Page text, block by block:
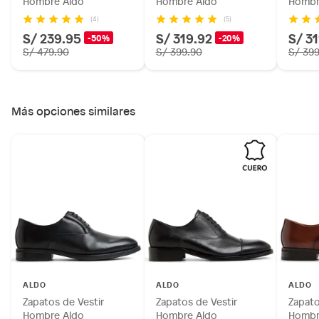
(4)
S/ 239.95 -50%
S/ 479.90
(5)
S/ 319.92 -20%
S/ 399.90
S/
S/
Más opciones similares
ALDO
Zapatos de Vestir
Hombre Aldo
ALDO
Zapatos de Vestir
Hombre Aldo
ALDO